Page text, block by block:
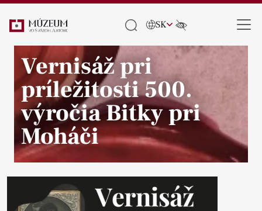
SK
Vernisáž pri
príležitosti 500.
výročia Bitky pri
Moháči